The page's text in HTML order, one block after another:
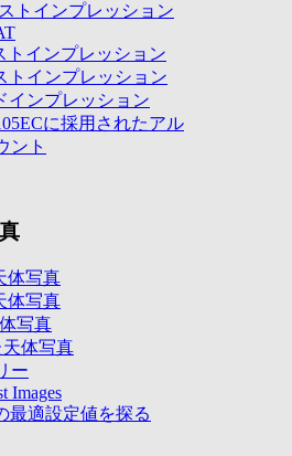
トインプレッション
トインプレッション
トインプレッション
インプレッション
に採用されたアル
ント
体写真
体写真
写真
体写真
ー
Images
最適設定値を探る